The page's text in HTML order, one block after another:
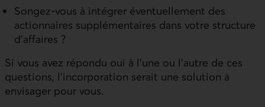
Songez-vous à intégrer éventuellement des
actionnaires supplémentaires dans votre structure
d’affaires ?
Si vous avez répondu oui à l’une ou l’autre de ces
questions, l’incorporation serait une solution à
envisager pour vous.